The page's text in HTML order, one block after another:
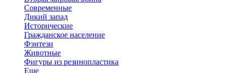
Современные
Дикий запад
Исторические
Гражданское население
Фэнтези
Животные
Фигуры из резинопластика
Еще